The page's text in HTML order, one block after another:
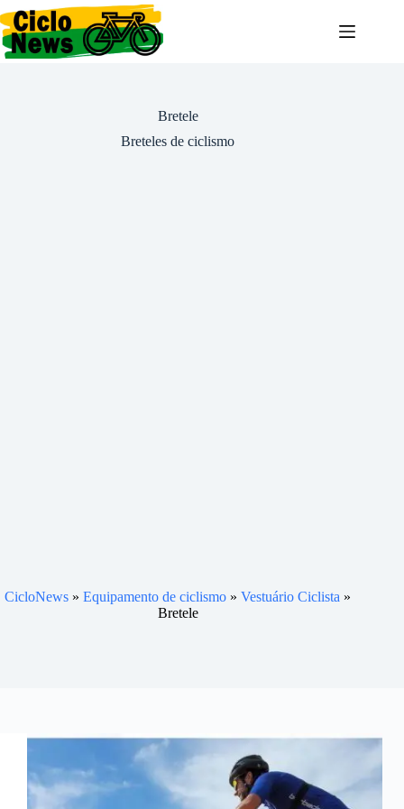
Pular
para
o
conteúdo
Bretele
Breteles de ciclismo
CicloNews »Equipamento de ciclismo »Vestuário Ciclista »
Bretele